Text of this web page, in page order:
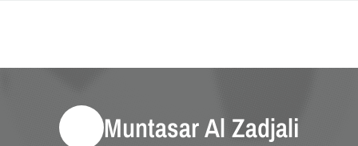
Muntasar Al Zadjali